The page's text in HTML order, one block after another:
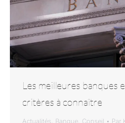
Les meilleures banques
critères à connaître
Actualités Banque Conseil Par